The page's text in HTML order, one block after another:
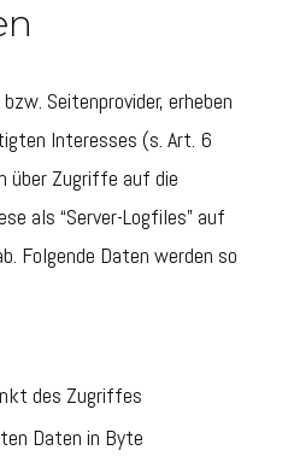
Seitenprovider, erheben
Interesses (s. Art. 6
über Zugriffe auf die
als “Server-Logfiles” auf
Folgende Daten werden so
des Zugriffes
Daten in Byte